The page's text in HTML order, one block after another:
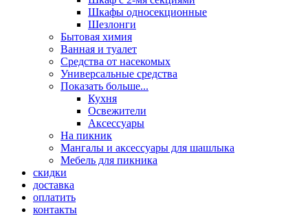
Шкафы односекционные
Шезлонги
Бытовая химия
Ванная и туалет
Средства от насекомых
Универсальные средства
Показать больше...
Кухня
Освежители
Аксессуары
На пикник
Мангалы и аксессуары для шашлыка
Мебель для пикника
скидки
доставка
оплатить
контакты